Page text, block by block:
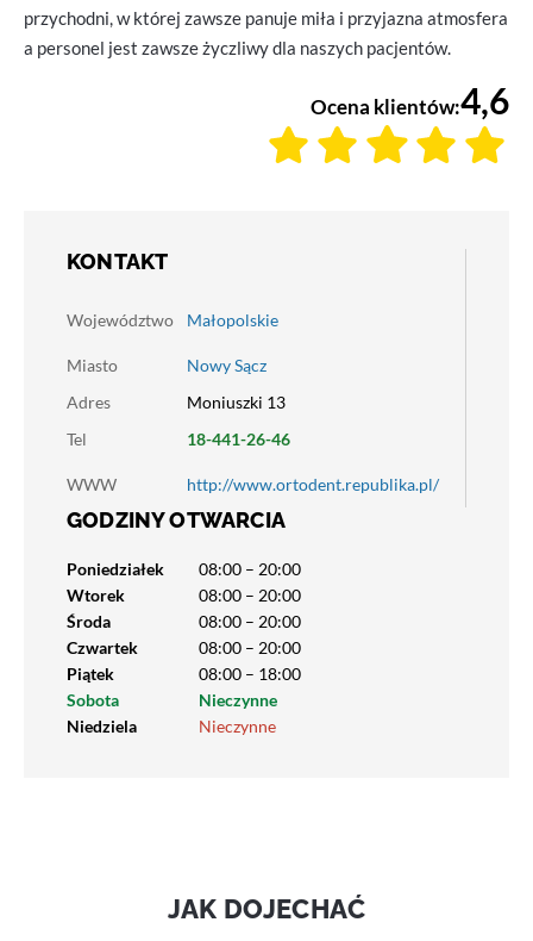
przychodni, w której zawsze panuje miła i przyjazna atmosfera
a personel jest zawsze życzliwy dla naszych pacjentów.
Ocena klientów:4,6
KONTAKT
Województwo Małopolskie
Miasto
Nowy Sącz
Adres
Moniuszki 13
Tel
18-441-26-46
WWW http://www.ortodent.republika.pl/
GODZINY OTWARCIA
Poniedziałek
08:00 – 20:00
Wtorek
08:00 – 20:00
Środa
08:00 – 20:00
Czwartek
08:00 – 20:00
Piątek
08:00 – 18:00
Sobota
Nieczynne
Niedziela
Nieczynne
JAK DOJECHAĆ